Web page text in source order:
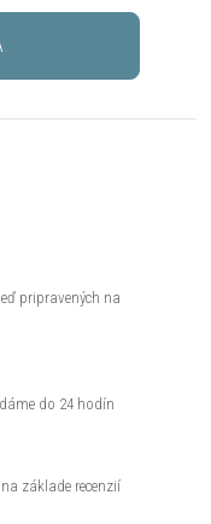
pripravených na
do 24 hodín
základe recenzií